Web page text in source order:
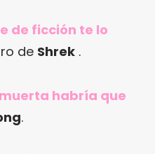
de ficción te lo
de Shrek .
habría que
.